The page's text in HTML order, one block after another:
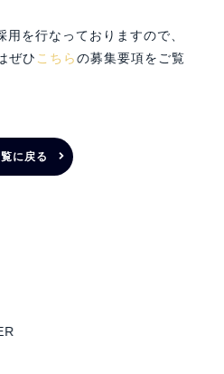
を行なっておりますので、
ぜひ こちらの募集要項をご覧
に戻る